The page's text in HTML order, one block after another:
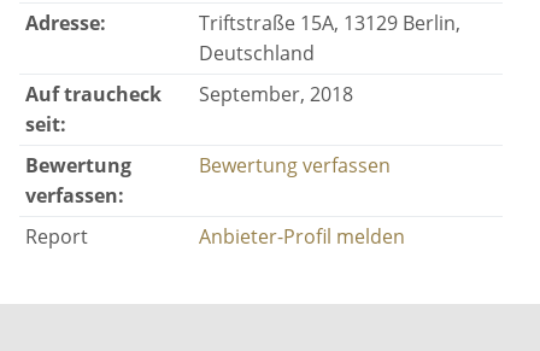
Adresse:
Triftstraße 15A, 13129 Berlin,
Deutschland
Auf traucheck
seit:
September, 2018
Bewertung
verfassen:
Bewertung verfassen
Report Anbieter-Profil melden